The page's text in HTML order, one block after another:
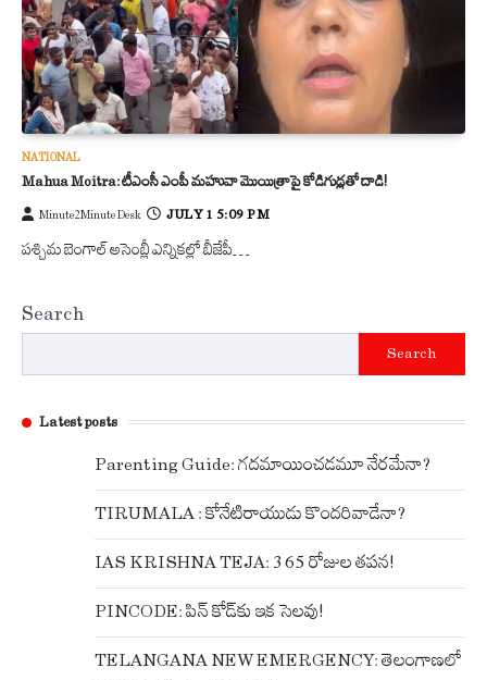
NATIONAL
Mahua Moitra: టీఎంసీ ఎంపీ మహువా మొయిత్రాపై కోడిగుడ్లతో దాడి!
Minute2Minute Desk JULY 1 5:09 PM
పశ్చిమ బెంగాల్ అసెంబ్లీ ఎన్నికల్లో బీజేపీ…
Search
Search
Latest posts
Parenting Guide: గదమాయించడమూ నేరమేనా?
TIRUMALA : కోనేటిరాయుడు కొందరివాడేనా?
IAS KRISHNA TEJA: 365 రోజుల తపన!
PINCODE: పిన్ కోడ్‌కు ఇక సెలవు!
TELANGANA NEW EMERGENCY: తెలంగాణలో